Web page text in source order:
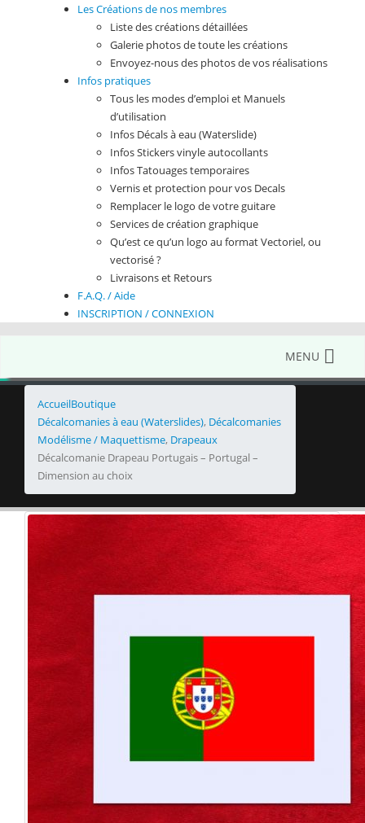
Les Créations de nos membres
Liste des créations détaillées
Galerie photos de toute les créations
Envoyez-nous des photos de vos réalisations
Infos pratiques
Tous les modes d’emploi et Manuels
d’utilisation
Infos Décals à eau (Waterslide)
Infos Stickers vinyle autocollants
Infos Tatouages temporaires
Vernis et protection pour vos Decals
Remplacer le logo de votre guitare
Services de création graphique
Qu’est ce qu’un logo au format Vectoriel, ou
vectorisé ?
Livraisons et Retours
F.A.Q. / Aide
INSCRIPTION / CONNEXION
MENU
AccueilBoutique
Décalcomanies à eau (Waterslides), Décalcomanies
Modélisme / Maquettisme, Drapeaux
Décalcomanie Drapeau Portugais – Portugal –
Dimension au choix